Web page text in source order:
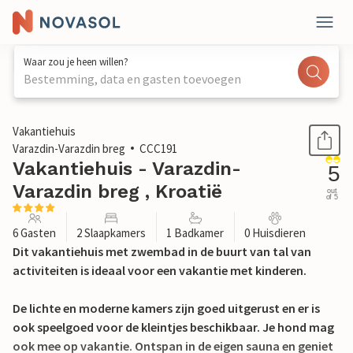
Waar zou je heen willen?
Bestemming, data en gasten toevoegen
1 / 51
Vakantiehuis
Varazdin-Varazdin breg
CCC191
Vakantiehuis - Varazdin-
Varazdin breg , Kroatië
5
out
of 5
6 Gasten 2 Slaapkamers 1 Badkamer 0 Huisdieren
Dit vakantiehuis met zwembad in de buurt van tal van
activiteiten is ideaal voor een vakantie met kinderen.
De lichte en moderne kamers zijn goed uitgerust en er is
ook speelgoed voor de kleintjes beschikbaar. Je hond mag
ook mee op vakantie. Ontspan in de eigen sauna en geniet